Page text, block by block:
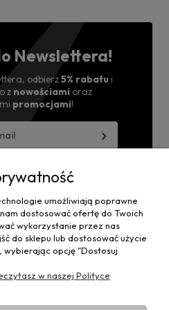
Newslettera!
odbierz5% rabatu i
z nowościami oraz
promocjami!
umożliwiają poprawne
dostosować ofertę do Twoich
wykorzystanie przez nas
do sklepu lub dostosować użycie
opcję "Dostosuj
w naszej Polityce